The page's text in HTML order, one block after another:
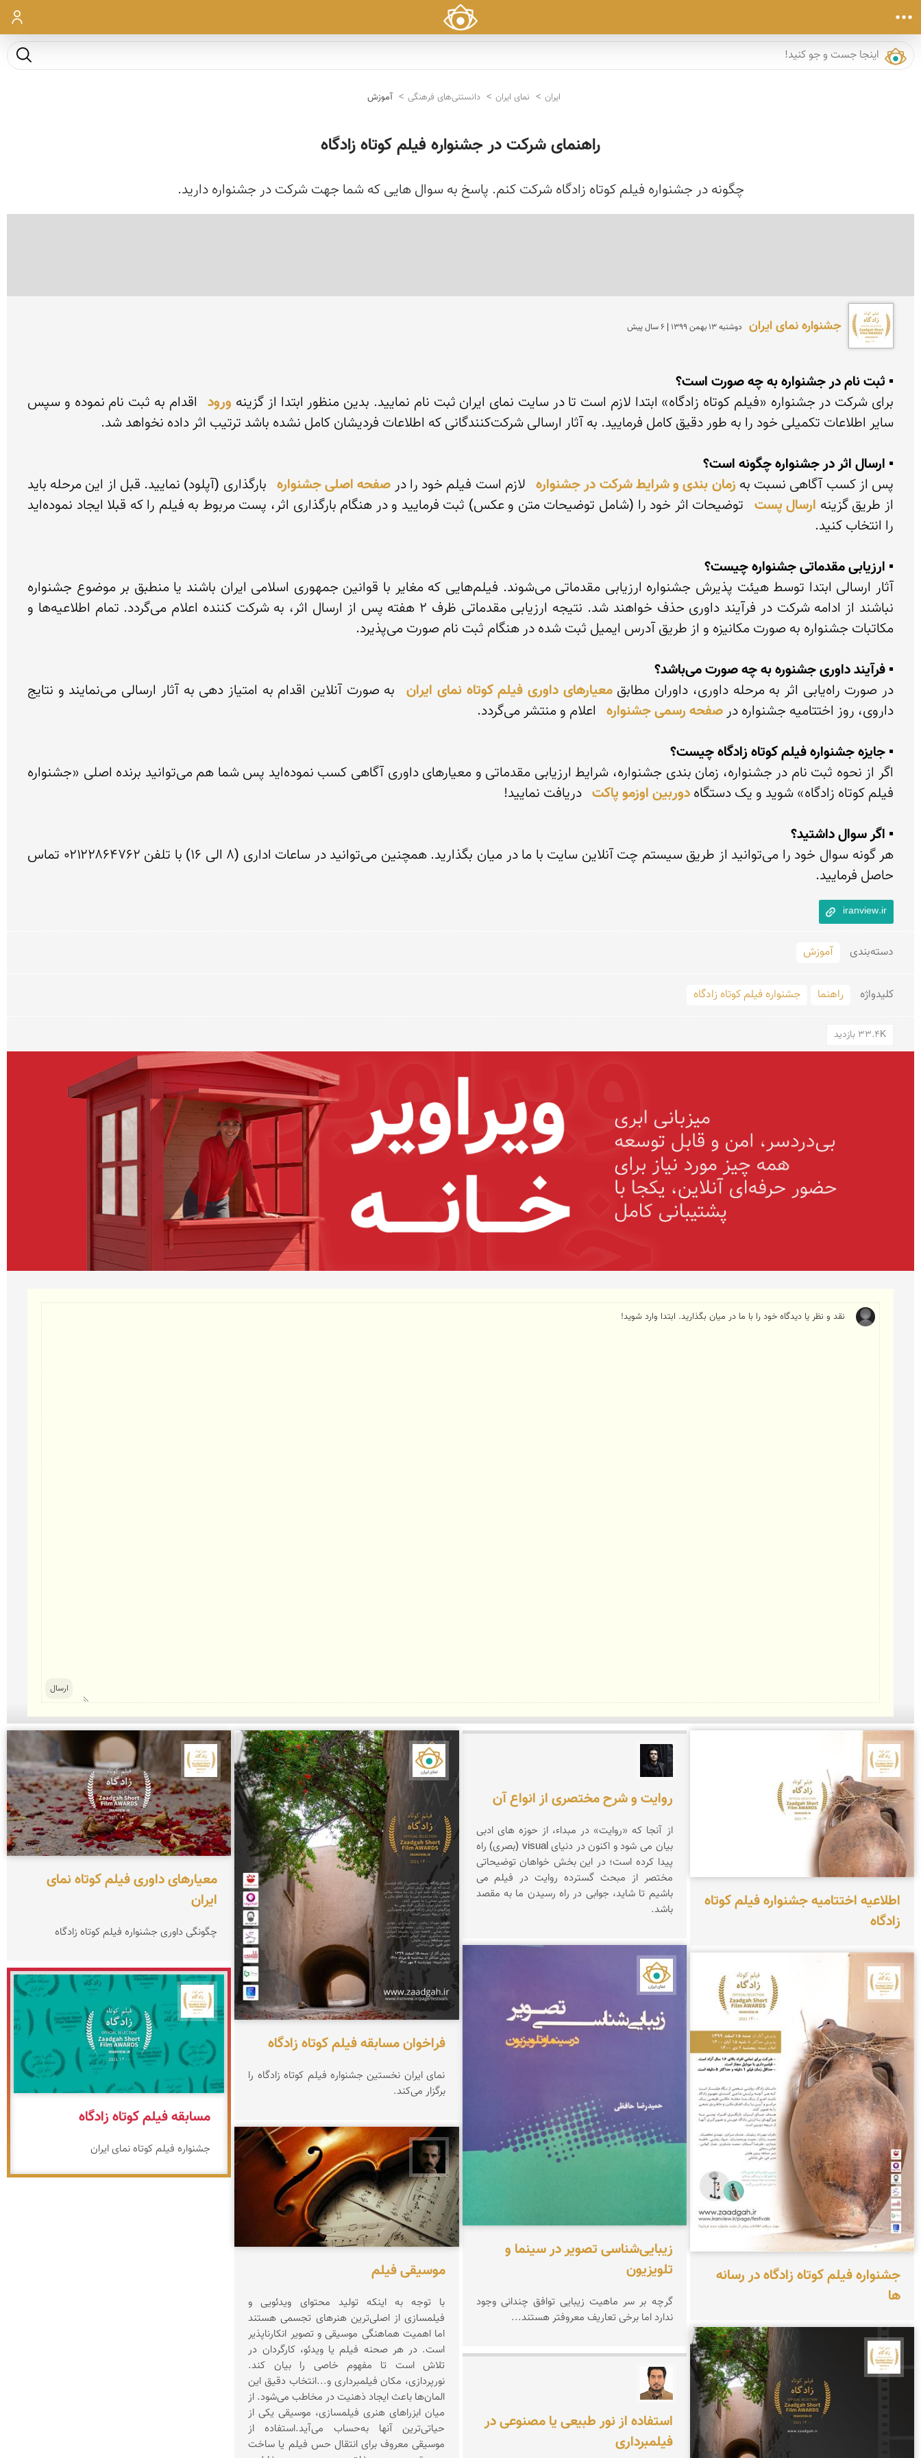
ورود
جست و
ایران نمای ایران دانستنی‌های فرهنگی آموزش
راهنمای شرکت در جشنواره فیلم کوتاه زادگاه
چگونه در جشنواره فیلم کوتاه زادگاه شرکت کنم. پاسخ به سوال هایی که شما جهت شرکت در جشنواره دارید.
جشنواره نمای ایران دوشنبه 13 بهمن 1399 | 6 سال پیش
▪ ثبت نام در جشنواره به چه صورت است؟
برای شرکت در جشنواره «فیلم کوتاه زادگاه» ابتدا لازم است تا در سایت نمای ایران ثبت نام نمایید. بدین منظور ابتدا از گزینه ورود
▪ ارسال اثر در جشنواره چگونه است؟
پس از کسب آگاهی نسبت به زمان بندی و شرایط شرکت در جشنواره لازم است فیلم خود را در صفحه اصلی جشنواره
از طریق گزینه ارسال پست
▪ ارزیابی مقدماتی جشنواره چیست؟
▪ فرآیند داوری جشنوره به چه صورت می‌باشد؟
در صورت راه‌یابی اثر به مرحله داوری، داوران مطابق
معیارهای داوری فیلم کوتاه نمای ایران
داروی، روز اختتامیه جشنواره در صفحه رسمی جشنواره
▪ جایزه جشنواره فیلم کوتاه زادگاه چیست؟
فیلم کوتاه زادگاه» شوید و یک دستگاه دوربین اوزمو پاکت
▪ اگر سوال داشتید؟
حاصل فرمایید.
iranview.ir
دسته‌بندی آموزش
کلید‌واژه راهنما جشنواره فیلم کوتاه زادگاه
33.4K بازدید
اطلاعیه اختتامیه جشنواره فیلم کوتاه
زادگاه
جشنواره فیلم کوتاه زادگاه در رسانه
ها
روایت و شرح مختصری از انواع آن
از آنجا که «روایت» در مبداء، از حوزه های ادبی
بیان می شود و اکنون در دنیای visual (بصری) راه
پیدا کرده است؛ در این بخش خواهان توضیحاتی
مختصر از مبحث گسترده روایت در فیلم می
باشیم تا شاید، جوابی در راه رسیدن ما به مقصد
باشد.
زیبایی‌شناسی تصویر در سینما و
تلویزیون
گرچه بر سر ماهیت زیبایی توافق چندانی وجود
ندارد اما برخی تعاریف معروفتر هستند...
استفاده از نور طبیعی یا مصنوعی در
فیلمبرداری
نمای ایران
فراخوان مسابقه فیلم کوتاه زادگاه
نمای ایران نخستین جشنواره فیلم کوتاه زادگاه را
برگزار می‌کند.
عباس رحمانی
موسیقی فیلم
با توجه به اینکه تولید محتوای ویدئویی و
فیلمسازی از اصلی‌ترین هنرهای تجسمی هستند
اما اهمیت هماهنگی موسیقی و تصویر انکارناپذیر
است. در هر صحنه فیلم یا ویدئو، کارگردان در
تلاش است تا مفهوم خاصی را بیان کند.
نورپردازی، مکان فیلمبرداری و...انتخاب دقیق این
المان‌ها باعث ایجاد ذهنیت در مخاطب می‌شود. از
میان ابزراهای هنری فیلمسازی، موسیقی یکی از
حیاتی‌ترین آنها به‌حساب می‌آید.استفاده از
موسیقی معروف برای انتقال حس فیلم یا ساخت
جشنواره نمای ایران
معیارهای داوری فیلم کوتاه نمای
ایران
چگونگی داوری جشنواره فیلم کوتاه زادگاه
جشنواره نمای ایران
مسابقه فیلم کوتاه زادگاه
جشنواره فیلم کوتاه نمای ایران